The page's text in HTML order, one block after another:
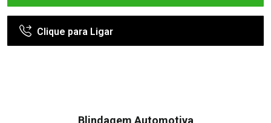
Clique para Ligar
Blindagem Automotiva